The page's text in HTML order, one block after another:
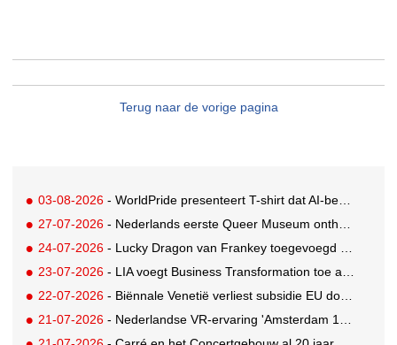
Terug naar de vorige pagina
03-08-2026 - WorldPride presenteert T-shirt dat AI-bewakingscamera's misleidt
27-07-2026 - Nederlands eerste Queer Museum onthult nieuwe visuele identiteit
24-07-2026 - Lucky Dragon van Frankey toegevoegd aan vaste opstelling STRAAT Museum
23-07-2026 - LIA voegt Business Transformation toe als prijzencategorie
22-07-2026 - Biënnale Venetië verliest subsidie EU door deelname Rusland
21-07-2026 - Nederlandse VR-ervaring 'Amsterdam 1652' geselecteerd voor filmfestival Venetië